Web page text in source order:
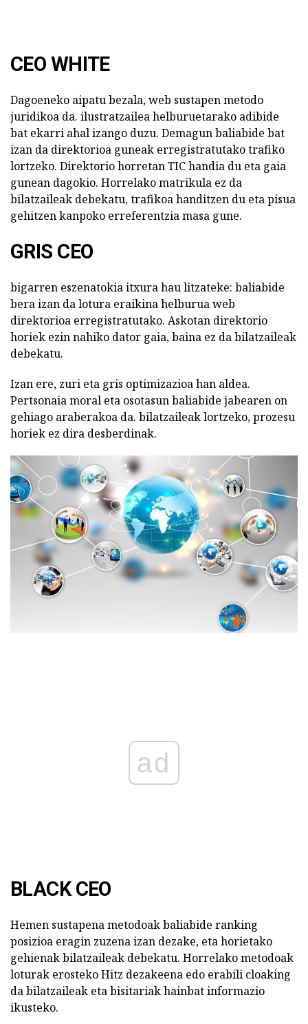
CEO WHITE
Dagoeneko aipatu bezala, web sustapen metodo
juridikoa da. ilustratzailea helburuetarako adibide
bat ekarri ahal izango duzu. Demagun baliabide bat
izan da direktorioa guneak erregistratutako trafiko
lortzeko. Direktorio horretan TIC handia du eta gaia
gunean dagokio. Horrelako matrikula ez da
bilatzaileak debekatu, trafikoa handitzen du eta pisua
gehitzen kanpoko erreferentzia masa gune.
GRIS CEO
bigarren eszenatokia itxura hau litzateke: baliabide
bera izan da lotura eraikina helburua web
direktorioa erregistratutako. Askotan direktorio
horiek ezin nahiko dator gaia, baina ez da bilatzaileak
debekatu.
Izan ere, zuri eta gris optimizazioa han aldea.
Pertsonaia moral eta osotasun baliabide jabearen on
gehiago araberakoa da. bilatzaileak lortzeko, prozesu
horiek ez dira desberdinak.
ad
BLACK CEO
Hemen sustapena metodoak baliabide ranking
posizioa eragin zuzena izan dezake, eta horietako
gehienak bilatzaileak debekatu. Horrelako metodoak
loturak erosteko Hitz dezakeena edo erabili cloaking
da bilatzaileak eta bisitariak hainbat informazio
ikusteko.